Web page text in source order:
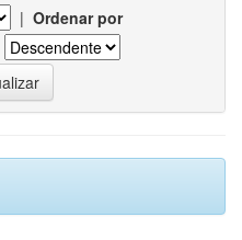
| Ordenar por